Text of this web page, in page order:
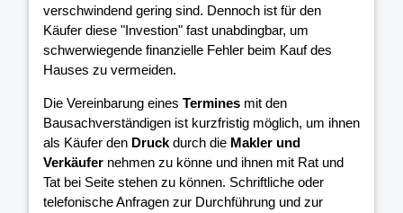
verschwindend gering sind. Dennoch ist für den
Käufer diese "Investion" fast unabdingbar, um
schwerwiegende finanzielle Fehler beim Kauf des
Hauses zu vermeiden.
Die Vereinbarung eines Termines mit den
Bausachverständigen ist kurzfristig möglich, um ihnen
als Käufer den Druckdurch die Makler und
Verkäufer nehmen zu könne und ihnen mit Rat und
Tat bei Seite stehen zu können. Schriftliche oder
telefonische Anfragen zur Durchführung und zur